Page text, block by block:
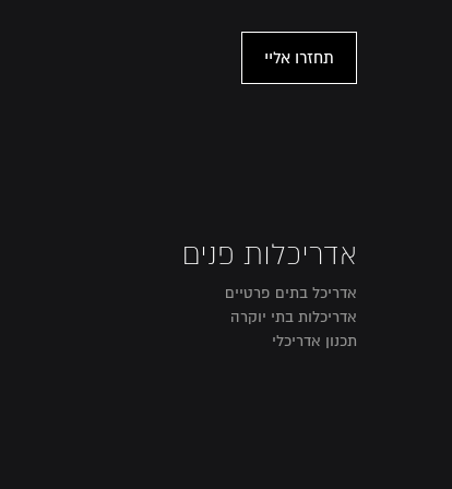
אדריכלות פנים
אדריכל בתים פרטיים
אדריכלות בתי יוקרה
תכנון אדריכלי